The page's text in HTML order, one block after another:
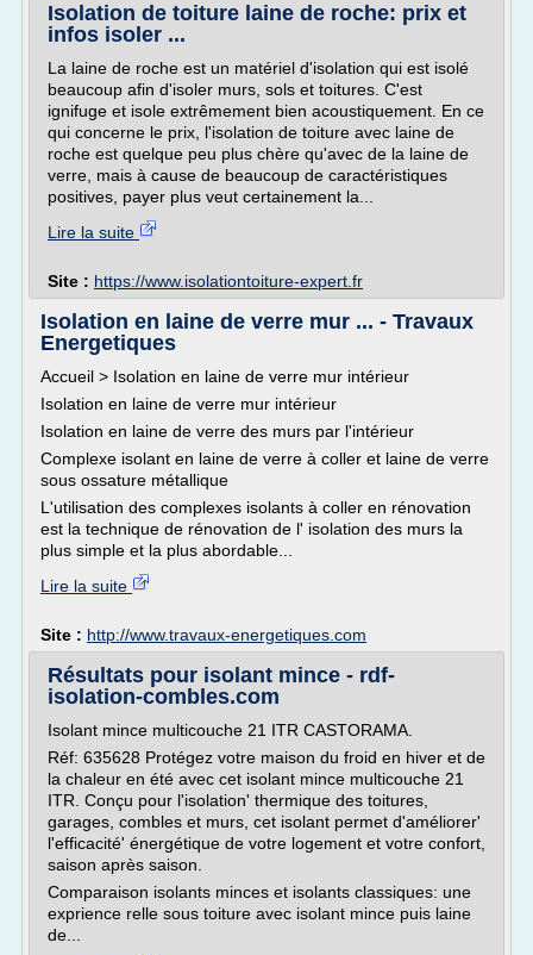
Isolation de toiture laine de roche: prix et
infos isoler ...
La laine de roche est un matériel d'isolation qui est isolé
beaucoup afin d'isoler murs, sols et toitures. C'est
ignifuge et isole extrêmement bien acoustiquement. En ce
qui concerne le prix, l'isolation de toiture avec laine de
roche est quelque peu plus chère qu'avec de la laine de
verre, mais à cause de beaucoup de caractéristiques
positives, payer plus veut certainement la...
Lire la suite
Site : https://www.isolationtoiture-expert.fr
Isolation en laine de verre mur ... - Travaux
Energetiques
Accueil > Isolation en laine de verre mur intérieur
Isolation en laine de verre mur intérieur
Isolation en laine de verre des murs par l'intérieur
Complexe isolant en laine de verre à coller et laine de verre
sous ossature métallique
L'utilisation des complexes isolants à coller en rénovation
est la technique de rénovation de l' isolation des murs la
plus simple et la plus abordable...
Lire la suite
Site : http://www.travaux-energetiques.com
Résultats pour isolant mince - rdf-
isolation-combles.com
Isolant mince multicouche 21 ITR CASTORAMA.
Réf: 635628 Protégez votre maison du froid en hiver et de
la chaleur en été avec cet isolant mince multicouche 21
ITR. Conçu pour l'isolation' thermique des toitures,
garages, combles et murs, cet isolant permet d'améliorer'
l'efficacité' énergétique de votre logement et votre confort,
saison après saison.
Comparaison isolants minces et isolants classiques: une
exprience relle sous toiture avec isolant mince puis laine
de...